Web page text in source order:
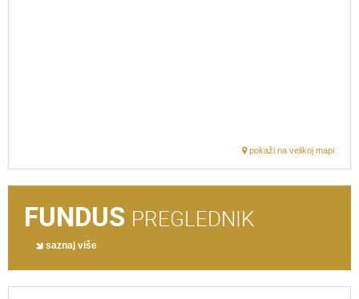
pokaži na velikoj mapi
FUNDUS PREGLEDNIK
saznaj više